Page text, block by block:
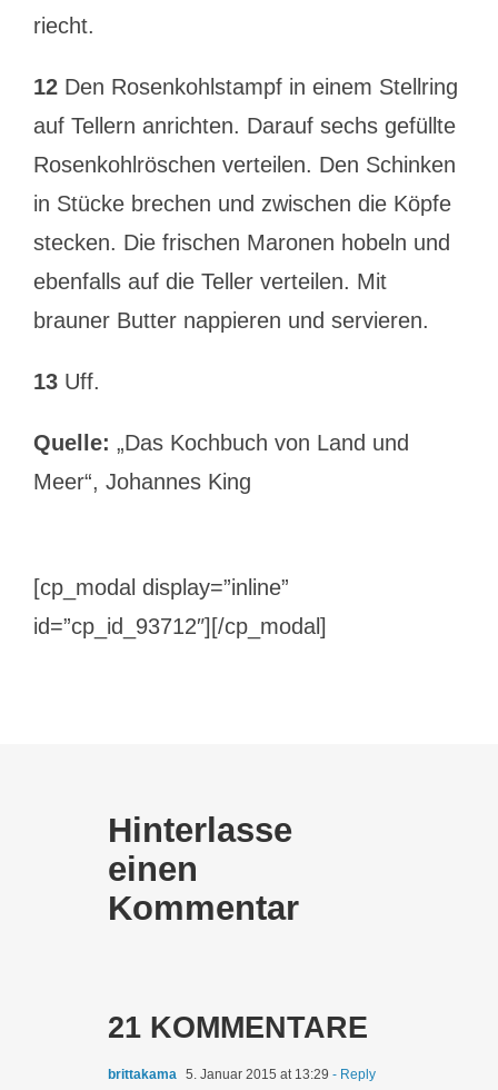
riecht.
12Den Rosenkohlstampf in einem Stellring
auf Tellern anrichten. Darauf sechs gefüllte
Rosenkohlröschen verteilen. Den Schinken
in Stücke brechen und zwischen die Köpfe
stecken. Die frischen Maronen hobeln und
ebenfalls auf die Teller verteilen. Mit
brauner Butter nappieren und servieren.
13Uff.
Quelle: „Das Kochbuch von Land und
Meer“, Johannes King
[cp_modal display=”inline”
id=”cp_id_93712″][/cp_modal]
Hinterlasse
einen
Kommentar
21 KOMMENTARE
brittakama 5. Januar 2015 at 13:29 - Reply